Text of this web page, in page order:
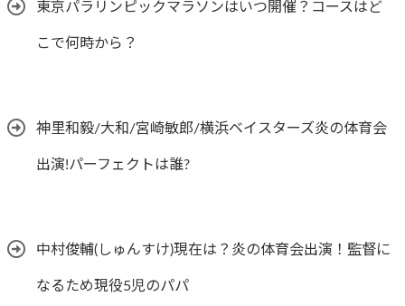
東京パラリンピックマラソンはいつ開催？コースはど
こで何時から？
神里和毅/大和/宮崎敏郎/横浜ベイスターズ炎の体育会
出演!パーフェクトは誰?
中村俊輔(しゅんすけ)現在は？炎の体育会出演！監督に
なるため現役5児のパパ